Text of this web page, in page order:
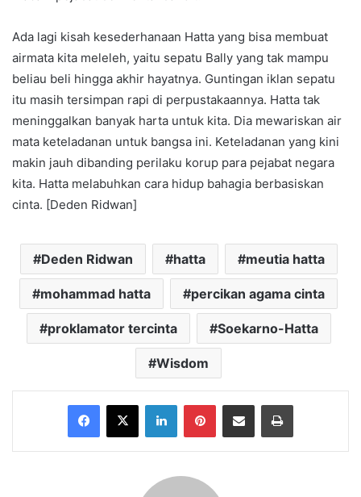
Ada lagi kisah kesederhanaan Hatta yang bisa membuat
airmata kita meleleh, yaitu sepatu Bally yang tak mampu
beliau beli hingga akhir hayatnya. Guntingan iklan sepatu
itu masih tersimpan rapi di perpustakaannya. Hatta tak
meninggalkan banyak harta untuk kita. Dia mewariskan air
mata keteladanan untuk bangsa ini. Keteladanan yang kini
makin jauh dibanding perilaku korup para pejabat negara
kita. Hatta melabuhkan cara hidup bahagia berbasiskan
cinta. [Deden Ridwan]
Deden Ridwan hatta meutia hatta
mohammad hatta percikan agama cinta
proklamator tercinta Soekarno-Hatta
Wisdom
Facebook
X LinkedInPinterestShare via Email Print